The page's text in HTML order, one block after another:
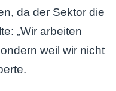
da der Sektor die
„Wir arbeiten
weil wir nicht